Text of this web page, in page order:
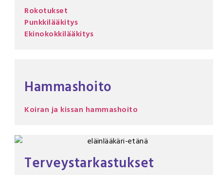
Rokotukset
Punkkilääkitys
Ekinokokkilääkitys
Hammashoito
Koiran ja kissan hammashoito
Terveystarkastukset